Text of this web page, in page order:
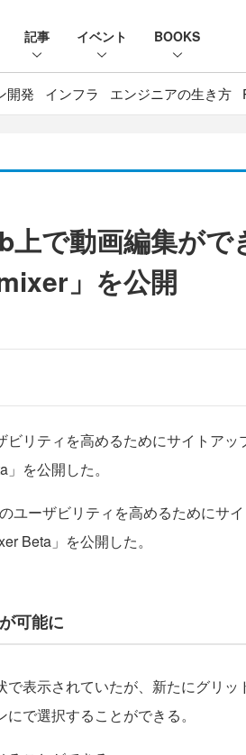
記事 イベント BOOKS
開発 インフラ エンジニアの生き方
上で動画編集がで
」を公開
リティを高めるためにサイトアッ
を公開した。
ユーザビリティを高めるためにサ
Beta」を公開した。
可能に
表示されていたが、新たにグリッ
で選択することができる。